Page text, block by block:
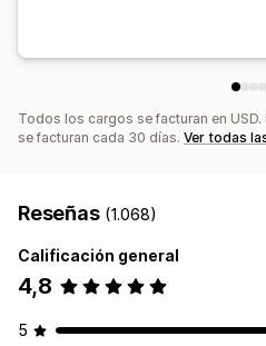
Todos los cargos se facturan en
se facturan cada 30 días. Ver todas
Reseñas (1.068)
Calificación general
4,8
5